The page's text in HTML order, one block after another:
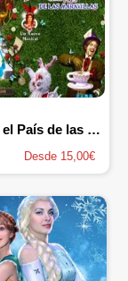
Alicia en el País de las Maravillas, el musical- La Maquineta
Desde 15,00€